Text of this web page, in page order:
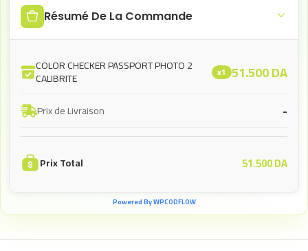
Résumé De La Commande
COLOR CHECKER PASSPORT PHOTO 2
CALIBRITE x1 51.500DA
Prix de Livraison -
Prix Total 51.500DA
Powered By WPCODFLOW